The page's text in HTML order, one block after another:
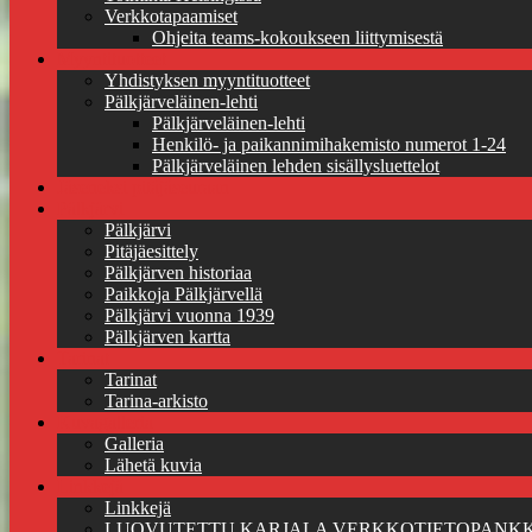
Verkkotapaamiset
Ohjeita teams-kokoukseen liittymisestä
Yhdistyksen myyntituotteet
Pälkjärveläinen-lehti
Pälkjärveläinen-lehti
Henkilö- ja paikannimihakemisto numerot 1-24
Pälkjärveläinen lehden sisällysluettelot
Pälkjärvi
Pitäjäesittely
Pälkjärven historiaa
Paikkoja Pälkjärvellä
Pälkjärvi vuonna 1939
Pälkjärven kartta
Tarinat
Tarina-arkisto
Galleria
Lähetä kuvia
Linkkejä